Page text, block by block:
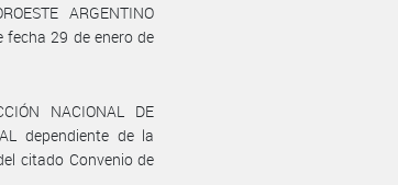
ARGENTINO
fecha 29 de enero de
NACIONAL DE
dependiente de la
citado Convenio de